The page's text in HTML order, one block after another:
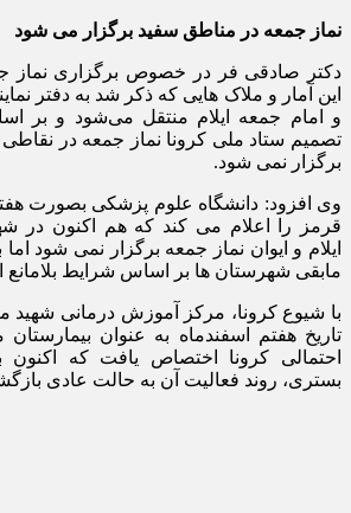
نماز جمعه در مناطق سفید برگزار می شود
دکتر صادقی فر در خصوص برگزاری نماز
این آمار و ملاک هایی که ذکر شد به دفتر
و امام جمعه ایلام منتقل می‌شود و بر
تصمیم ستاد ملی کرونا نماز جمعه در
برگزار نمی شود.
وی افزود: دانشگاه علوم پزشکی بصورت
قرمز را اعلام می کند که هم اکنون در
ایلام و ایوان نماز جمعه برگزار نمی شود
مابقی شهرستان ها بر اساس شرایط
با شیوع کرونا، مرکز آموزش درمانی شهید
تاریخ هفتم اسفندماه به عنوان
احتمالی کرونا اختصاص یافت که اکنون
بستری، روند فعالیت آن به حالت عادی